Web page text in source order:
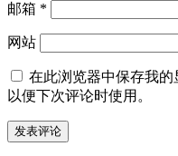
邮箱 *
网站
在此浏览器中保存我的
以便下次评论时使用。